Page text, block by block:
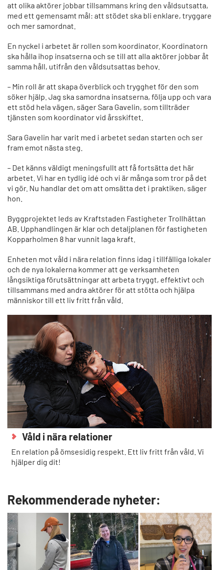
att olika aktörer jobbar tillsammans kring den våldsutsatta,
med ett gemensamt mål: att stödet ska bli enklare, tryggare
och mer samordnat.
En nyckel i arbetet är rollen som koordinator. Koordinatorn
ska hålla ihop insatserna och se till att alla aktörer jobbar åt
samma håll, utifrån den våldsutsattas behov.
– Min roll är att skapa överblick och trygghet för den som
söker hjälp. Jag ska samordna insatserna, följa upp och vara
ett stöd hela vägen, säger Sara Gavelin, som tillträder
tjänsten som koordinator vid årsskiftet.
Sara Gavelin har varit med i arbetet sedan starten och ser
fram emot nästa steg.
– Det känns väldigt meningsfullt att få fortsätta det här
arbetet. Vi har en tydlig idé och vi är många som tror på det
vi gör. Nu handlar det om att omsätta det i praktiken, säger
hon.
Byggprojektet leds av Kraftstaden Fastigheter Trollhättan
AB. Upphandlingen är klar och detaljplanen för fastigheten
Kopparholmen 8 har vunnit laga kraft.
Enheten mot våld i nära relation finns idag i tillfälliga lokaler
och de nya lokalerna kommer att ge verksamheten
långsiktiga förutsättningar att arbeta tryggt, effektivt och
tillsammans med andra aktörer för att stötta och hjälpa
människor till ett liv fritt från våld.
Våld i nära relationer
En relation på ömsesidig respekt. Ett liv fritt från våld. Vi
hjälper dig dit!
Rekommenderade nyheter: